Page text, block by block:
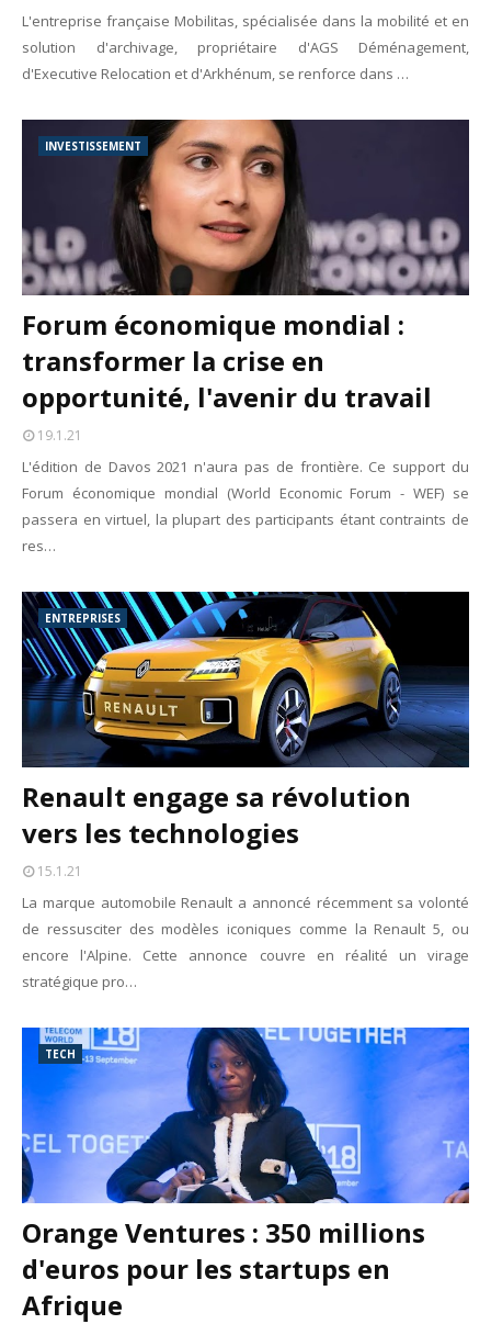
L'entreprise française Mobilitas, spécialisée dans la mobilité et en
solution d'archivage, propriétaire d'AGS Déménagement,
d'Executive Relocation et d'Arkhénum, se renforce dans …
INVESTISSEMENT
Forum économique mondial :
transformer la crise en
opportunité, l'avenir du travail
19.1.21
L'édition de Davos 2021 n'aura pas de frontière. Ce support du
Forum économique mondial (World Economic Forum - WEF) se
passera en virtuel, la plupart des participants étant contraints de
res…
ENTREPRISES
Renault engage sa révolution
vers les technologies
15.1.21
La marque automobile Renault a annoncé récemment sa volonté
de ressusciter des modèles iconiques comme la Renault 5, ou
encore l'Alpine. Cette annonce couvre en réalité un virage
stratégique pro…
TECH
Orange Ventures : 350 millions
d'euros pour les startups en
Afrique